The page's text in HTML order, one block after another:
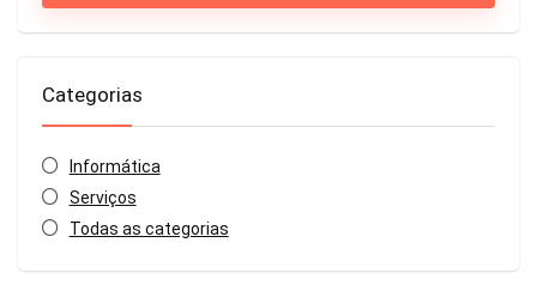
Categorias
Informática
Serviços
Todas as categorias